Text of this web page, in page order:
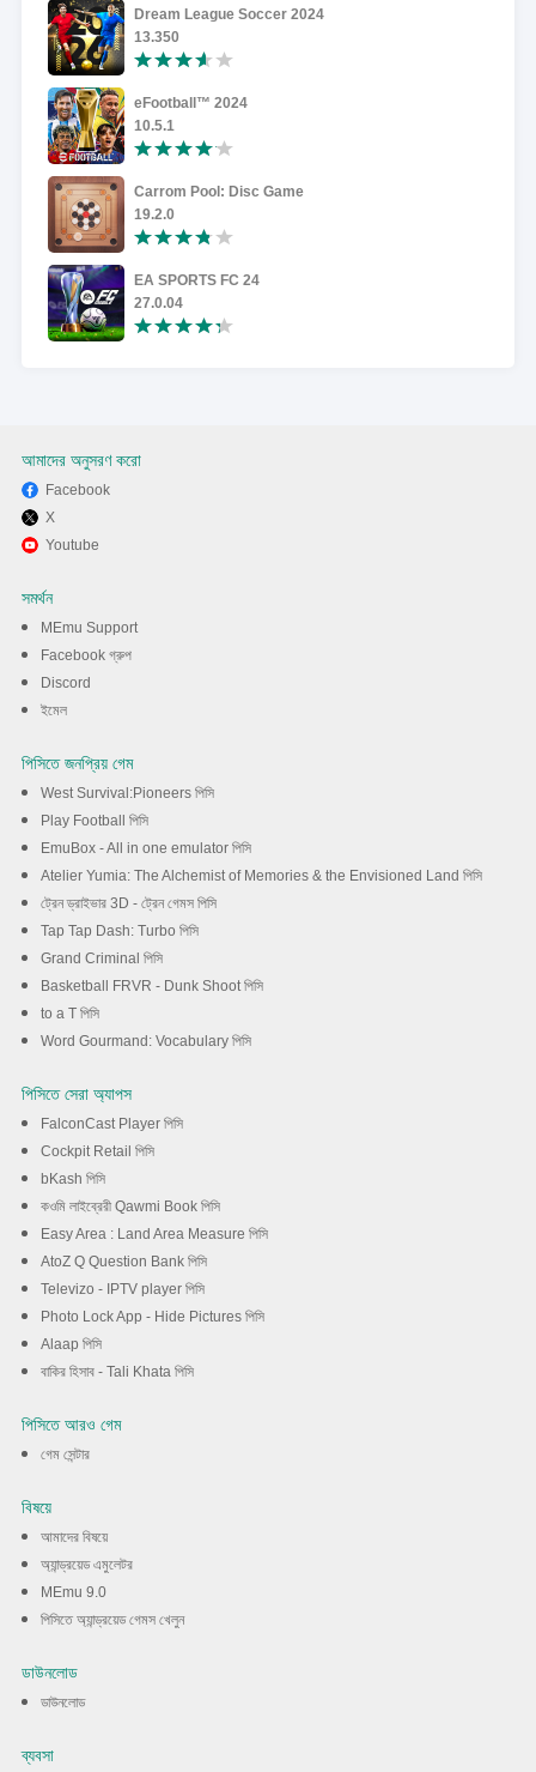
Dream League Soccer 2024
13.350
eFootball™ 2024
10.5.1
Carrom Pool: Disc Game
19.2.0
EA SPORTS FC 24
27.0.04
আমাদের অনুসরণ করো
Facebook
X
Youtube
সমর্থন
MEmu Support
Facebook গ্রুপ
Discord
ইমেল
পিসিতে জনপ্রিয় গেম
West Survival:Pioneers পিসি
Play Football পিসি
EmuBox - All in one emulator পিসি
Atelier Yumia: The Alchemist of Memories & the Envisioned Land পিসি
ট্রেন ড্রাইভার 3D - ট্রেন গেমস পিসি
Tap Tap Dash: Turbo পিসি
Grand Criminal পিসি
Basketball FRVR - Dunk Shoot পিসি
to a T পিসি
Word Gourmand: Vocabulary পিসি
পিসিতে সেরা অ্যাপস
FalconCast Player পিসি
Cockpit Retail পিসি
bKash পিসি
কওমি লাইব্রেরী Qawmi Book পিসি
Easy Area : Land Area Measure পিসি
AtoZ Q Question Bank পিসি
Televizo - IPTV player পিসি
Photo Lock App - Hide Pictures পিসি
Alaap পিসি
বাকির হিসাব - Tali Khata পিসি
পিসিতে আরও গেম
গেম সেন্টার
বিষয়ে
আমাদের বিষয়ে
অ্যান্ড্রয়েড এমুলেটর
MEmu 9.0
পিসিতে অ্যান্ড্রয়েড গেমস খেলুন
ডাউনলোড
ডাউনলোড
ব্যবসা